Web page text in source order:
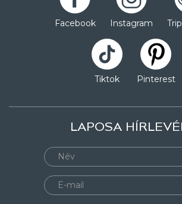
Facebook Instagram
Tiktok Pinterest
LAPOSA